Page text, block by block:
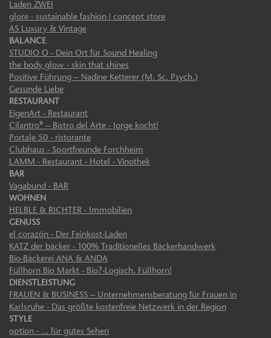
Laden ZWEI
glore - sustainable fashion | concept store
AS Luxury & Vintage
BALANCE
STUDIO O - Dein Ort für Sound Healing
the body glow - skin that shines
Positive Führung – Nadine Ketterer (M. Sc. Psych.)
Gesunde Liebe
RESTAURANT
EigenArt - Restaurant
Cilantro® – Bistro del Arte - Jorge kocht!
Portale 50 - ristorante
Clubhaus - Sportfreunde Forchheim
LAMM - Restaurant - Hotel - Vinothek
BAR
Vagabund - BAR
WOHNEN
HELBLE & RICHTER - Immobilien
GENUSS
el corazón - Der Feinkost-Laden
KATZ der bäcker - 100% Traditionelles Bäckerhandwerk
Bio-Bäckerei ANA & ANDA
Füllhorn Bio Markt - Bio?-Logisch. Füllhorn!
DIENSTLEISTUNG
FRAUEN & BUSINESS – Unternehmensberatung für Frauen in
Karlsruhe - Das größte kostenfreie Netzwerk in der Region
STYLE
option - ... für gutes Sehen